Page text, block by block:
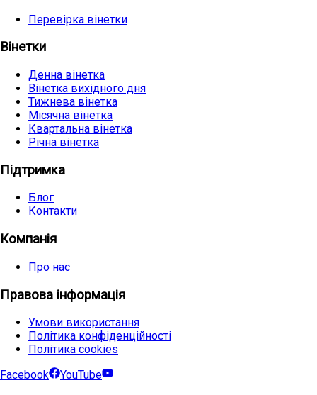
Перевірка вінетки
Вінетки
Денна вінетка
Вінетка вихідного дня
Тижнева вінетка
Місячна вінетка
Квартальна вінетка
Річна вінетка
Підтримка
Блог
Контакти
Компанія
Про нас
Правова інформація
Умови використання
Політика конфіденційності
Політика cookies
Facebook
YouTube